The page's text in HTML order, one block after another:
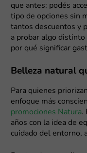
que antes: podés
tipo de opciones sin
tantos descuentos y
a probar algo distinto
por qué significar
Belleza natural
Para quienes
enfoque más
promociones Natura.
años con la idea de
cuidado del entorno,